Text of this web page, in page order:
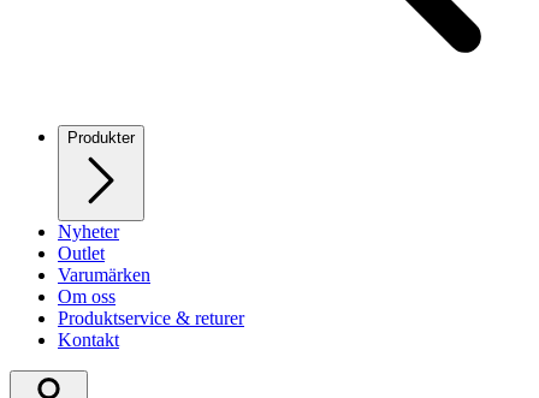
Produkter
Nyheter
Outlet
Varumärken
Om oss
Produktservice & returer
Kontakt